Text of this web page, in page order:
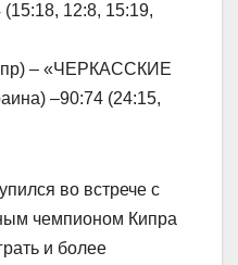
12:8, 15:19,
– «ЧЕРКАССКИЕ
–90:74 (24:15,
во встрече с
чемпионом Кипра
и более